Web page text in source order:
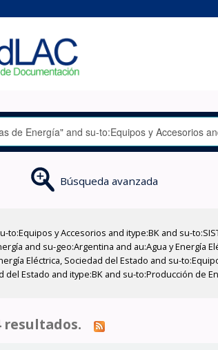
Búsqueda avanzada
y Accesorios and itype:BK and su-
and su-geo:Argentina and au:Agua y Energía
Eléctrica, Sociedad del Estado and su-
del Estado and itype:BK and su-to:Producción de
resultados.